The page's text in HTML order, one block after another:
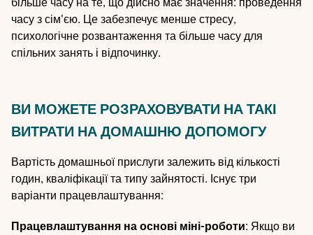
часу з сім'єю. Це забезпечує менше стресу,
психологічне розвантаження та більше часу для
спільних занять і відпочинку.
ВИ МОЖЕТЕ РОЗРАХОВУВАТИ НА ТАКІ
ВИТРАТИ НА ДОМАШНЮ ДОПОМОГУ
Вартість домашньої прислуги залежить від кількості
годин, кваліфікації та типу зайнятості. Існує три
варіанти працевлаштування:
Працевлаштування на основі міні-роботи: Якщо ви